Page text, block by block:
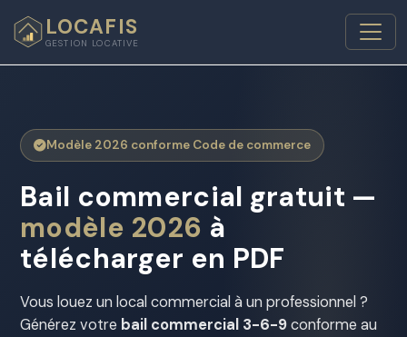
LOCAFIS
GESTION LOCATIVE
Modèle 2026 conforme Code de commerce
Bail commercial gratuit —
modèle 2026 à
télécharger en PDF
Vous louez un local commercial à un professionnel ?
Générez votre bail commercial 3-6-9conforme au